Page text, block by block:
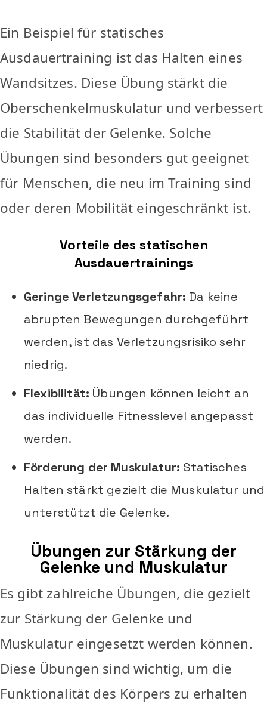
Ein Beispiel für statisches
Ausdauertraining ist das Halten eines
Wandsitzes. Diese Übung stärkt die
Oberschenkelmuskulatur und verbessert
die Stabilität der Gelenke. Solche
Übungen sind besonders gut geeignet
für Menschen, die neu im Training sind
oder deren Mobilität eingeschränkt ist.
Vorteile des statischen
Ausdauertrainings
Geringe Verletzungsgefahr: Da keine
abrupten Bewegungen durchgeführt
werden, ist das Verletzungsrisiko sehr
niedrig.
Flexibilität: Übungen können leicht an
das individuelle Fitnesslevel angepasst
werden.
Förderung der Muskulatur: Statisches
Halten stärkt gezielt die Muskulatur und
unterstützt die Gelenke.
Übungen zur Stärkung der
Gelenke und Muskulatur
Es gibt zahlreiche Übungen, die gezielt
zur Stärkung der Gelenke und
Muskulatur eingesetzt werden können.
Diese Übungen sind wichtig, um die
Funktionalität des Körpers zu erhalten